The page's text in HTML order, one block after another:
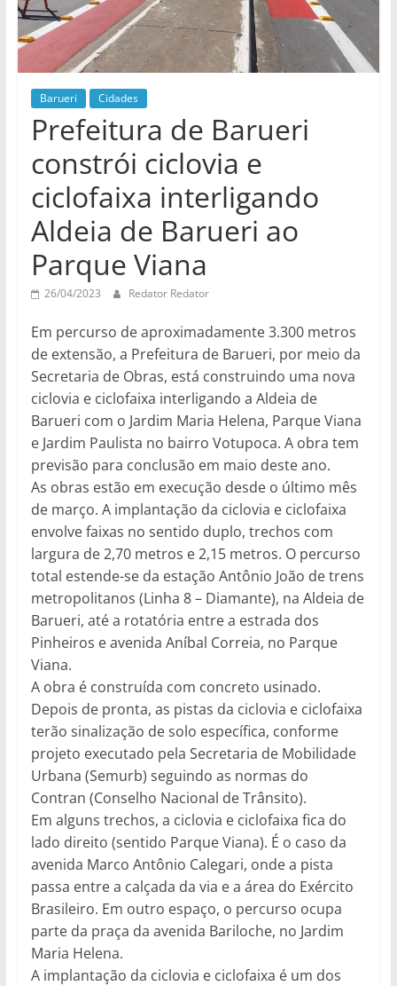
Barueri Cidades
Prefeitura de Barueri
constrói ciclovia e
ciclofaixa interligando
Aldeia de Barueri ao
Parque Viana
26/04/2023 Redator Redator
Em percurso de aproximadamente 3.300 metros
de extensão, a Prefeitura de Barueri, por meio da
Secretaria de Obras, está construindo uma nova
ciclovia e ciclofaixa interligando a Aldeia de
Barueri com o Jardim Maria Helena, Parque Viana
e Jardim Paulista no bairro Votupoca. A obra tem
previsão para conclusão em maio deste ano.
As obras estão em execução desde o último mês
de março. A implantação da ciclovia e ciclofaixa
envolve faixas no sentido duplo, trechos com
largura de 2,70 metros e 2,15 metros. O percurso
total estende-se da estação Antônio João de trens
metropolitanos (Linha 8 – Diamante), na Aldeia de
Barueri, até a rotatória entre a estrada dos
Pinheiros e avenida Aníbal Correia, no Parque
Viana.
A obra é construída com concreto usinado.
Depois de pronta, as pistas da ciclovia e ciclofaixa
terão sinalização de solo específica, conforme
projeto executado pela Secretaria de Mobilidade
Urbana (Semurb) seguindo as normas do
Contran (Conselho Nacional de Trânsito).
Em alguns trechos, a ciclovia e ciclofaixa fica do
lado direito (sentido Parque Viana). É o caso da
avenida Marco Antônio Calegari, onde a pista
passa entre a calçada da via e a área do Exército
Brasileiro. Em outro espaço, o percurso ocupa
parte da praça da avenida Bariloche, no Jardim
Maria Helena.
A implantação da ciclovia e ciclofaixa é um dos